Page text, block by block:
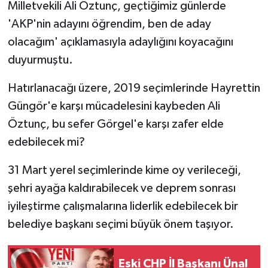
Milletvekili Ali Öztunç, geçtiğimiz günlerde
'AKP'nin adayını öğrendim, ben de aday
olacağım' açıklamasıyla adaylığını koyacağını
duyurmuştu.
Hatırlanacağı üzere, 2019 seçimlerinde Hayrettin
Güngör'e karşı mücadelesini kaybeden Ali
Öztunç, bu sefer Görgel'e karşı zafer elde
edebilecek mi?
31 Mart yerel seçimlerinde kime oy verileceği,
şehri ayağa kaldırabilecek ve deprem sonrası
iyileştirme çalışmalarına liderlik edebilecek bir
belediye başkanı seçimi büyük önem taşıyor.
Eski CHP İl Başkanı Ünal
SEÇİM 2014
KİM KİMDİR
ÇEK GÖNDER
HEDEF2020
OTOMOBİL
MİZAH